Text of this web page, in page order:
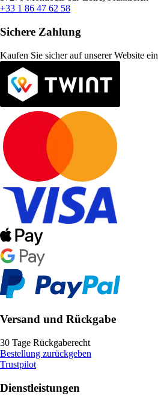
+33 1 86 47 62 58
Sichere Zahlung
Kaufen Sie sicher auf unserer Website ein
Versand und Rückgabe
30 Tage Rückgaberecht
Bestellung zurückgeben
Trustpilot
Dienstleistungen